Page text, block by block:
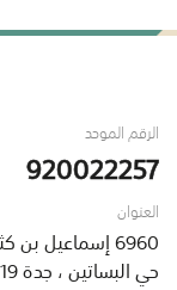
الرقم الموحد
920022257
العنوان
6960 إسماعيل بن كثير
حي البساتين ، جدة 23719